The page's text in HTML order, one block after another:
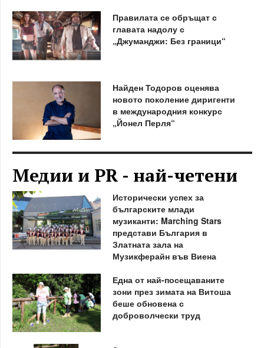
Правилата се обръщат с
главата надолу с
„Джуманджи: Без граници“
Найден Тодоров оценява
новото поколение диригенти
в международния конкурс
„Йонел Перля“
Медии и PR - най-четени
Исторически успех за
българските млади
музиканти: Marching Stars
представи България в
Златната зала на
Музикферайн във Виена
Една от най-посещаваните
зони през зимата на Витоша
беше обновена с
доброволчески труд